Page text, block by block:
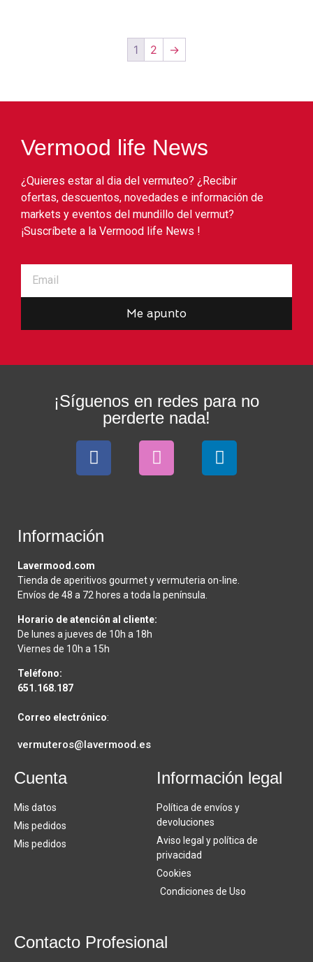
1 2 →
Vermood life News
¿Quieres estar al dia del vermuteo? ¿Recibir
ofertas, descuentos, novedades e información de
markets y eventos del mundillo del vermut?
¡Suscríbete a la Vermood life News !
Me apunto
¡Síguenos en redes para no
perderte nada!
Información
Lavermood.com
Tienda de aperitivos gourmet y vermuteria on-line.
Envíos de 48 a 72 hores a toda la península.
Horario de atención al cliente:
De lunes a jueves de 10h a 18h
Viernes de 10h a 15h
Teléfono:
651.168.187
Correo electrónico:
vermuteros@lavermood.es
Cuenta
Mis datos
Mis pedidos
Mis pedidos
Información legal
Política de envíos y
devoluciones
Aviso legal y política de
privacidad
Cookies
Condiciones de Uso
Contacto Profesional